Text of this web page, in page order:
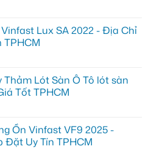
Lux SA 2022 - Địa Chỉ
TPHCM
Thảm Lót Sàn Ô Tô lót sàn
Tốt TPHCM
Ồn Vinfast VF9 2025 -
Đặt Uy Tín TPHCM